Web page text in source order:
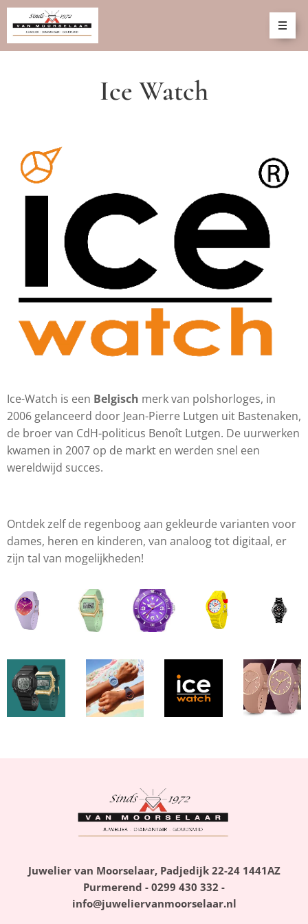
Ice Watch
Ice-Watch is een Belgisch merk van polshorloges, in
2006 gelanceerd door Jean-Pierre Lutgen uit Bastenaken,
de broer van CdH-politicus Benoît Lutgen. De uurwerken
kwamen in 2007 op de markt en werden snel een
wereldwijd succes.
Ontdek zelf de regenboog aan gekleurde varianten voor
dames, heren en kinderen, van analoog tot digitaal, er
zijn tal van mogelijkheden!
Juwelier van Moorselaar, Padjedijk 22-24 1441AZ
Purmerend - 0299 430 332 -
info@juweliervanmoorselaar.nl